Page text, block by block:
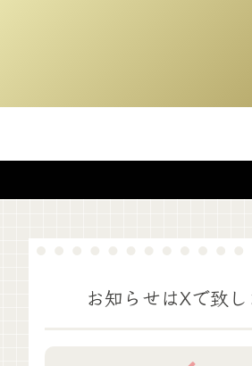
お知らせはXで致